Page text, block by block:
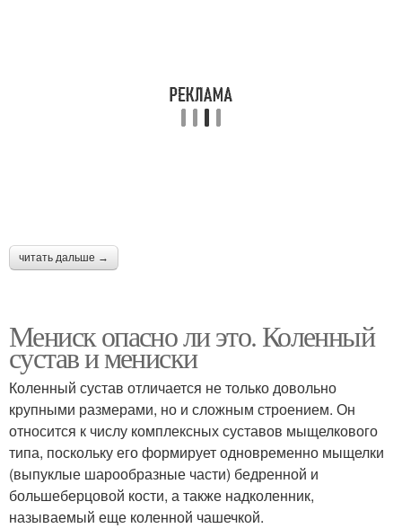
читать дальше →
Мениск опасно ли это. Коленный
сустав и мениски
Коленный сустав отличается не только довольно
крупными размерами, но и сложным строением. Он
относится к числу комплексных суставов мыщелкового
типа, поскольку его формирует одновременно мыщелки
(выпуклые шарообразные части) бедренной и
большеберцовой кости, а также надколенник,
называемый еще коленной чашечкой.